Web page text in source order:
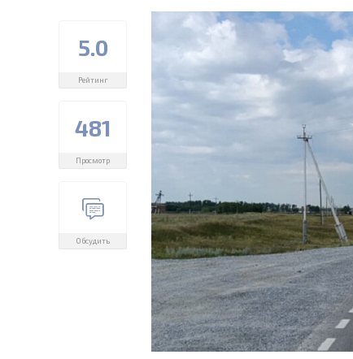
5.0
Рейтинг
481
Просмотр
Обсудить